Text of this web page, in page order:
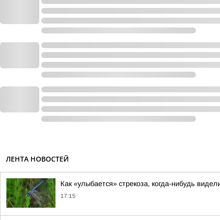
ЛЕНТА НОВОСТЕЙ
Как «улыбается» стрекоза, когда-нибудь
17:15